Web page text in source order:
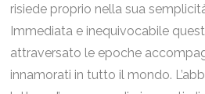
risiede proprio nella sua
Immediata e inequivocabile
attraversato le epoche
innamorati in tutto il mondo.